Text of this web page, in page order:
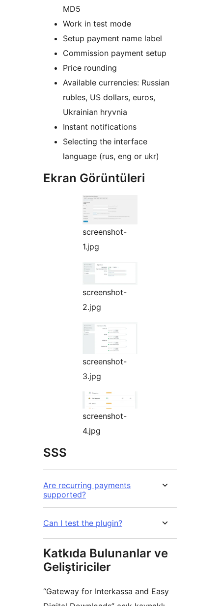
MD5
Work in test mode
Setup payment name label
Commission payment setup
Price rounding
Available currencies: Russian
rubles, US dollars, euros,
Ukrainian hryvnia
Instant notifications
Selecting the interface
language (rus, eng or ukr)
Ekran Görüntüleri
screenshot-
1.jpg
screenshot-
2.jpg
screenshot-
3.jpg
screenshot-
4.jpg
SSS
Are recurring payments
supported?
Can I test the plugin?
Katkıda Bulunanlar ve
Geliştiriciler
“Gateway for Interkassa and Easy